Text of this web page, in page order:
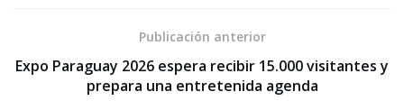
Publicación anterior
Expo Paraguay 2026 espera recibir 15.000 visitantes y
prepara una entretenida agenda